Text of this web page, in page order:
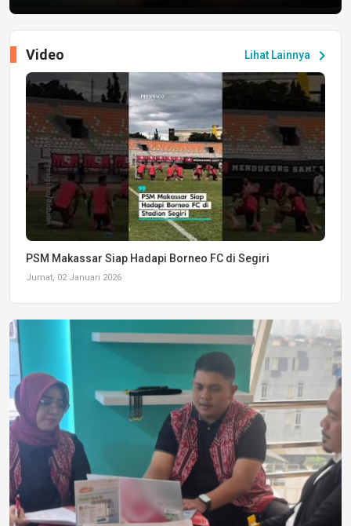
Lihat Lainnya chevron_right
Video
PSM Makassar Siap Hadapi Borneo FC di Segiri
Jumat, 02 Januari 2026